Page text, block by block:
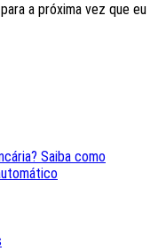
a próxima vez que eu
Saiba como